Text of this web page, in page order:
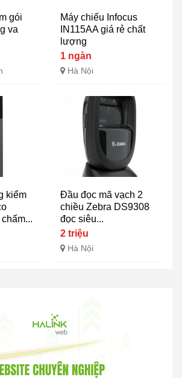
gói
va
Máy chiếu Infocus
IN115AA giá rẻ chất
lượng
1 ngàn
Hà Nội
kiểm
Đầu đọc mã vạch 2
chiều Zebra DS9308
đọc siêu...
2 triệu
Hà Nội